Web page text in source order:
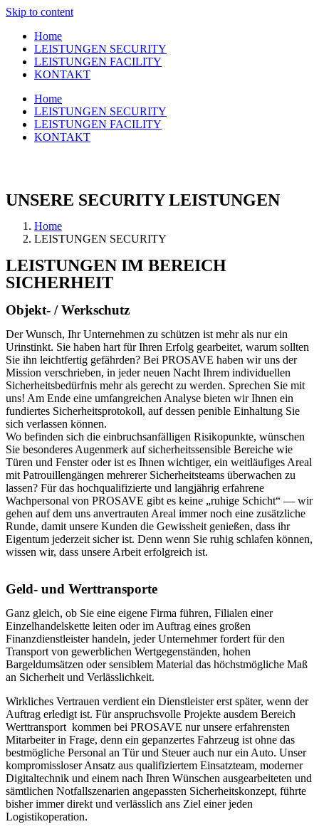
Skip to content
Home
LEISTUNGEN SECURITY
LEISTUNGEN FACILITY
KONTAKT
Home
LEISTUNGEN SECURITY
LEISTUNGEN FACILITY
KONTAKT
UNSERE SECURITY LEISTUNGEN
Home
LEISTUNGEN SECURITY
LEISTUNGEN IM BEREICH
SICHERHEIT
Objekt- / Werkschutz
Der Wunsch, Ihr Unternehmen zu schützen ist mehr als nur ein
Urinstinkt. Sie haben hart für Ihren Erfolg gearbeitet, warum sollten
Sie ihn leichtfertig gefährden? Bei PROSAVE haben wir uns der
Mission verschrieben, in jeder neuen Nacht Ihrem individuellen
Sicherheitsbedürfnis mehr als gerecht zu werden. Sprechen Sie mit
uns! Am Ende eine umfangreichen Analyse bieten wir Ihnen ein
fundiertes Sicherheitsprotokoll, auf dessen penible Einhaltung Sie
sich verlassen können.
Wo befinden sich die einbruchsanfälligen Risikopunkte, wünschen
Sie besonderes Augenmerk auf sicherheitssensible Bereiche wie
Türen und Fenster oder ist es Ihnen wichtiger, ein weitläufiges Areal
mit Patrouillengängen mehrerer Sicherheitsteams überwachen zu
lassen? Für das hochqualifizierte und langjährig erfahrene
Wachpersonal von PROSAVE gibt es keine „ruhige Schicht“ — wir
gehen auf dem uns anvertrauten Areal immer noch eine zusätzliche
Runde, damit unsere Kunden die Gewissheit genießen, dass ihr
Eigentum jederzeit sicher ist. Denn wenn Sie ruhig schlafen können,
wissen wir, dass unsere Arbeit erfolgreich ist.
Geld- und Werttransporte
Ganz gleich, ob Sie eine eigene Firma führen, Filialen einer
Einzelhandelskette leiten oder im Auftrag eines großen
Finanzdienstleister handeln, jeder Unternehmer fordert für den
Transport von gewerblichen Wertgegenständen, hohen
Bargeldumsätzen oder sensiblem Material das höchstmögliche Maß
an Sicherheit und Verlässlichkeit.
Wirkliches Vertrauen verdient ein Dienstleister erst später, wenn der
Auftrag erledigt ist. Für anspruchsvolle Projekte ausdem Bereich
Werttransport kommen bei PROSAVE nur unsere erfahrensten
Mitarbeiter in Frage, denn ein gepanzertes Fahrzeug ist ohne das
bestmögliche Personal an Tür und Steuer auch nur ein Auto. Unser
kompromissloser Ansatz aus qualifiziertem Einsatzteam, moderner
Digitaltechnik und einem nach Ihren Wünschen ausgearbeiteten und
sämtlichen Notfallszenarien angepassten Sicherheitskonzept, führte
bisher immer direkt und verlässlich ans Ziel einer jeden
Logistikoperation.